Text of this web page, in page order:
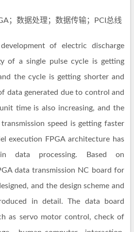
；数据处理；数据传输；PCI总线
of electric discharge
of a single pulse cycle is getting
the cycle is getting shorter and
data generated due to control and
time is also increasing, and the
speed is getting faster
execution FPGA architecture has
data processing. Based on
data transmission NC board for
and the design scheme and
in detail. The data board
as servo motor control, check of